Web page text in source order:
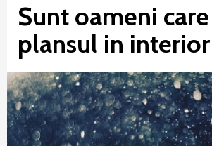
Sunt oameni
plansul in interior